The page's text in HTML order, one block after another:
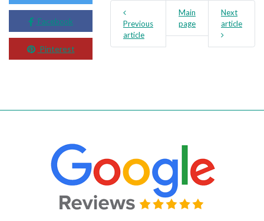
Facebook
Pinterest
Previous
article
Main
page
Next
article